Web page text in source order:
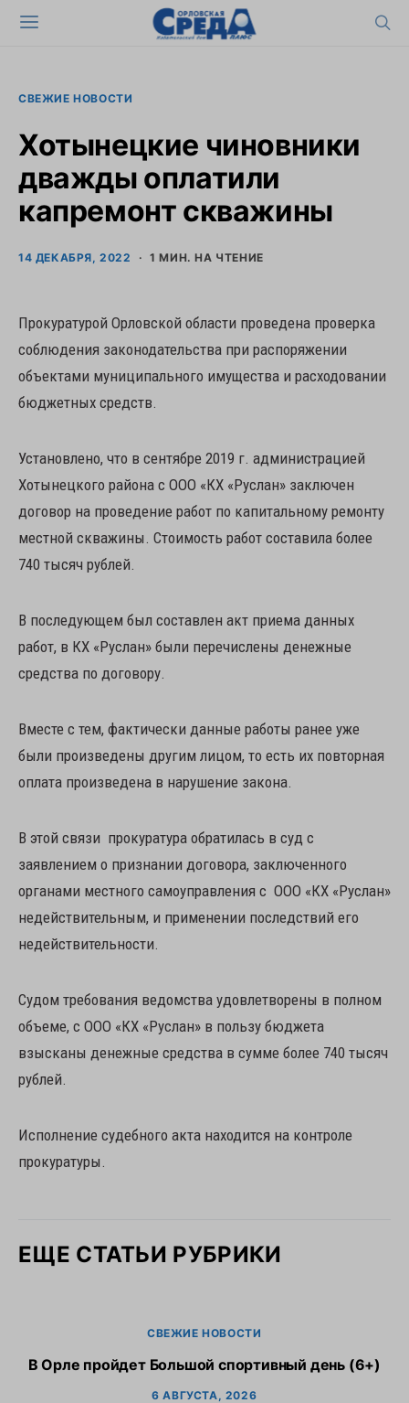
СВЕЖИЕ НОВОСТИ
Хотынецкие чиновники
дважды оплатили
капремонт скважины
14 ДЕКАБРЯ, 2022 1 МИН. НА ЧТЕНИЕ
Прокуратурой Орловской области проведена проверка
соблюдения законодательства при распоряжении
объектами муниципального имущества и расходовании
бюджетных средств.
Установлено, что в сентябре 2019 г. администрацией
Хотынецкого района с ООО «КХ «Руслан» заключен
договор на проведение работ по капитальному ремонту
местной скважины. Стоимость работ составила более
740 тысяч рублей.
В последующем был составлен акт приема данных
работ, в КХ «Руслан» были перечислены денежные
средства по договору.
Вместе с тем, фактически данные работы ранее уже
были произведены другим лицом, то есть их повторная
оплата произведена в нарушение закона.
В этой связи прокуратура обратилась в суд с
заявлением о признании договора, заключенного
органами местного самоуправления с ООО «КХ «Руслан»
недействительным, и применении последствий его
недействительности.
Судом требования ведомства удовлетворены в полном
объеме, с ООО «КХ «Руслан» в пользу бюджета
взысканы денежные средства в сумме более 740 тысяч
рублей.
Исполнение судебного акта находится на контроле
прокуратуры.
ЕЩЕ СТАТЬИ РУБРИКИ
СВЕЖИЕ НОВОСТИ
В Орле пройдет Большой спортивный день (6+)
6 АВГУСТА, 2026